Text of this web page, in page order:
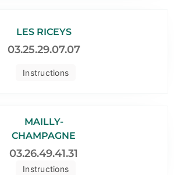
Instructions
LES RICEYS
03.25.29.07.07
Instructions
MAILLY-
CHAMPAGNE
03.26.49.41.31